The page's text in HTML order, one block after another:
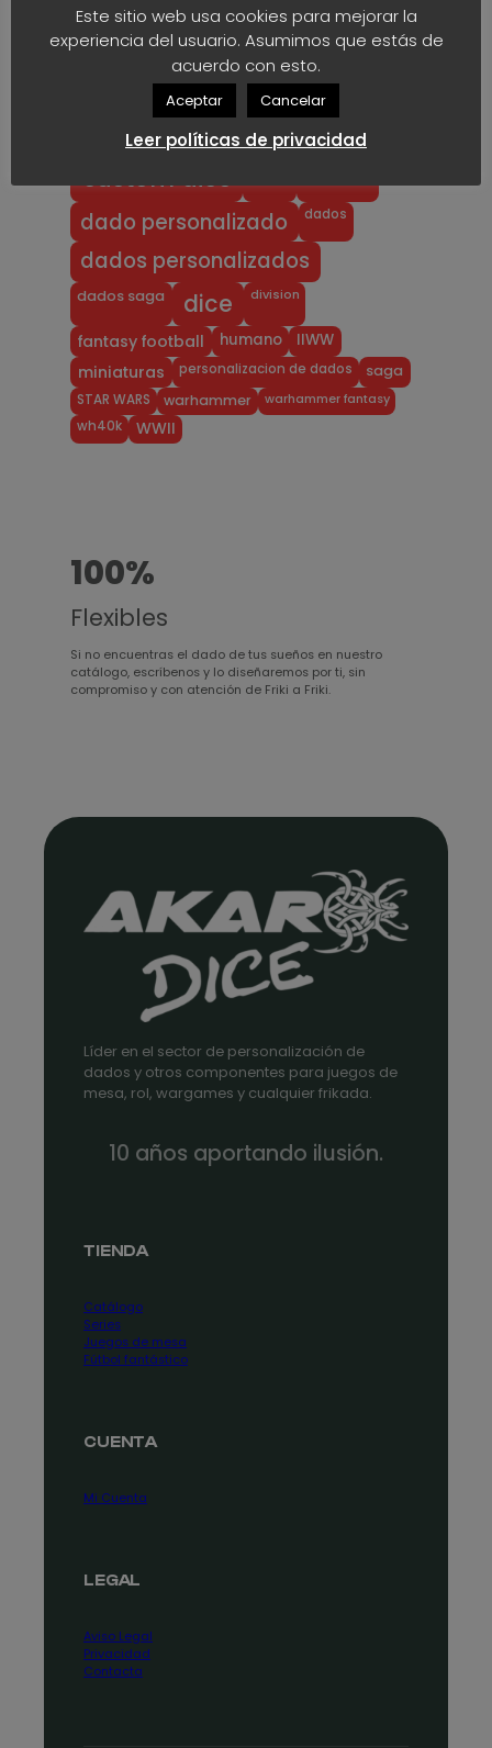
40k akaro dice anime block
blood bowl bloodbowl
chibi bowl custom d6
custom dice d6
dado personalizado dados
dados personalizados
dados saga dice division
fantasy football humano IIWW
miniaturas personalizacion de dados saga
STAR WARS warhammer warhammer fantasy
wh40k WWII
100%
Flexibles
Si no encuentras el dado de tus sueños en nuestro
catálogo, escríbenos y lo diseñaremos por ti, sin
compromiso y con atención de Friki a Friki.
Líder en el sector de personalización de
dados y otros componentes para juegos de
mesa, rol, wargames y cualquier frikada.
10 años aportando ilusión.
TIENDA
Catálogo
Series
Juegos de mesa
Fútbol fantástico
CUENTA
Mi Cuenta
LEGAL
Aviso Legal
Privacidad
Contacta
Este sitio web usa cookies para mejorar la
experiencia del usuario. Asumimos que estás de
acuerdo con esto.
Aceptar Cancelar
Leer políticas de privacidad